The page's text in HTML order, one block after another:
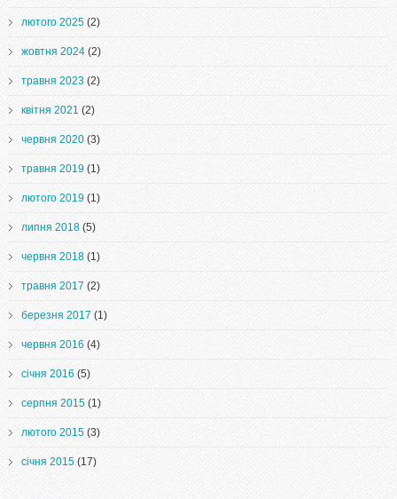
лютого 2025 (2)
жовтня 2024 (2)
травня 2023 (2)
квітня 2021 (2)
червня 2020 (3)
травня 2019 (1)
лютого 2019 (1)
липня 2018 (5)
червня 2018 (1)
травня 2017 (2)
березня 2017 (1)
червня 2016 (4)
січня 2016 (5)
серпня 2015 (1)
лютого 2015 (3)
січня 2015 (17)